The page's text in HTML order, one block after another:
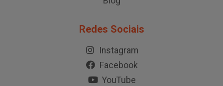
Redes Sociais
Instagram
Facebook
YouTube